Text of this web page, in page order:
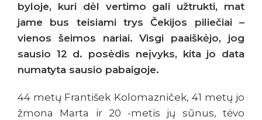
byloje, kuri dėl vertimo gali užtrukti, mat
jame bus teisiami trys Čekijos piliečiai –
vienos šeimos nariai. Visgi paaiškėjo, jog
sausio 12 d. posėdis neįvyks, kita jo data
numatyta sausio pabaigoje.
44 metų František Kolomazniček, 41 metų jo
žmona Marta ir 20 -metis jų sūnus, tėvo